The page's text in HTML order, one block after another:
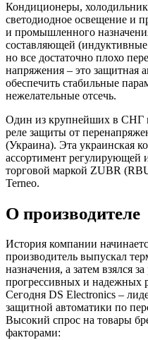
Кондиционеры,
светодиодное освещение и
и промышленного
составляющей
но все достаточно плохо
напряжения – это защитная
обеспечить стабильные
нежелательные отсечь.
Один из крупнейших в СНГ
реле защиты от
(Украина). Эта украинская
ассортимент регулирующей
торговой маркой ZUBR
Terneo.
О производителе
История компании
производитель выпускал
назначения, а затем взялся
прогрессивных и надежных
Сегодня DS Electronics –
защитной автоматики по
Высокий спрос на товары
факторами: